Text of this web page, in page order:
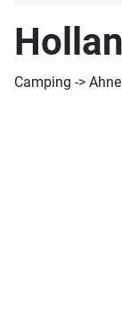
Camping ->